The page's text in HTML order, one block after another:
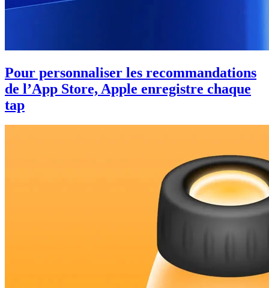
Pour personnaliser les recommandations
de l’App Store, Apple enregistre chaque
tap